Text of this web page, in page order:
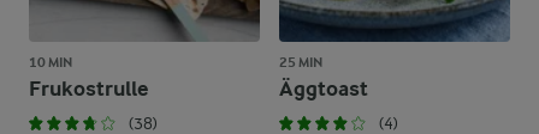
10 MIN
Frukostrulle
(38)
25 MIN
Äggtoast
(4)